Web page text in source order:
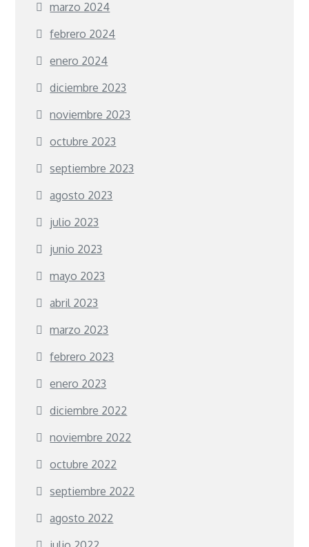
marzo 2024
febrero 2024
enero 2024
diciembre 2023
noviembre 2023
octubre 2023
septiembre 2023
agosto 2023
julio 2023
junio 2023
mayo 2023
abril 2023
marzo 2023
febrero 2023
enero 2023
diciembre 2022
noviembre 2022
octubre 2022
septiembre 2022
agosto 2022